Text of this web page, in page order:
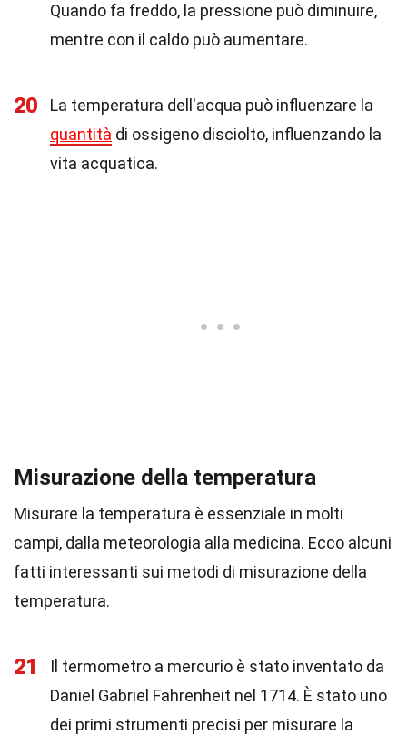
Quando fa freddo, la pressione può diminuire,
mentre con il caldo può aumentare.
20
La temperatura dell'acqua può influenzare la
quantità di ossigeno disciolto, influenzando la
vita acquatica.
Misurazione della temperatura
Misurare la temperatura è essenziale in molti
campi, dalla meteorologia alla medicina. Ecco alcuni
fatti interessanti sui metodi di misurazione della
temperatura.
21
Il termometro a mercurio è stato inventato da
Daniel Gabriel Fahrenheit nel 1714. È stato uno
dei primi strumenti precisi per misurare la